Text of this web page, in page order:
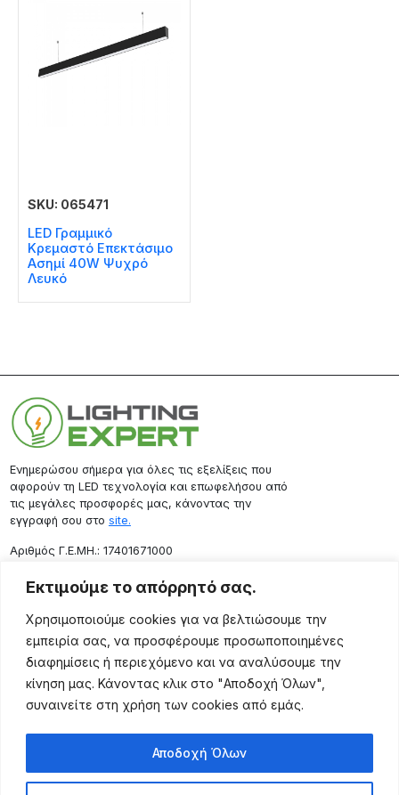
Εκτιμούμε το απόρρητό σας.
Χρησιμοποιούμε cookies για να βελτιώσουμε την
εμπειρία σας, να προσφέρουμε προσωποποιημένες
διαφημίσεις ή περιεχόμενο και να αναλύσουμε την
κίνηση μας. Κάνοντας κλικ στο "Αποδοχή Όλων",
συναινείτε στη χρήση των cookies από εμάς.
Αποδοχή Όλων
SKU: 065471
LED Γραμμικό
Κρεμαστό Επεκτάσιμο
Ασημί 40W Ψυχρό
Λευκό
Ενημερώσου σήμερα για όλες τις εξελίξεις που
αφορούν τη LED τεχνολογία και επωφελήσου από
τις μεγάλες προσφορές μας, κάνοντας την
εγγραφή σου στο site.
Aριθμός Γ.Ε.ΜΗ.: 17401671000
Επικοινωνία
Ρόδου 133, Αθήνα 10443
(+30) 211 725 5427
sales@lightingexpert.gr
Χρήσιμες Σελίδες
Προϊόντα